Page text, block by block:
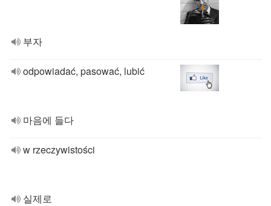
부자
odpowiadać, pasować, lubić
마음에 들다
w rzeczywistości
실제로